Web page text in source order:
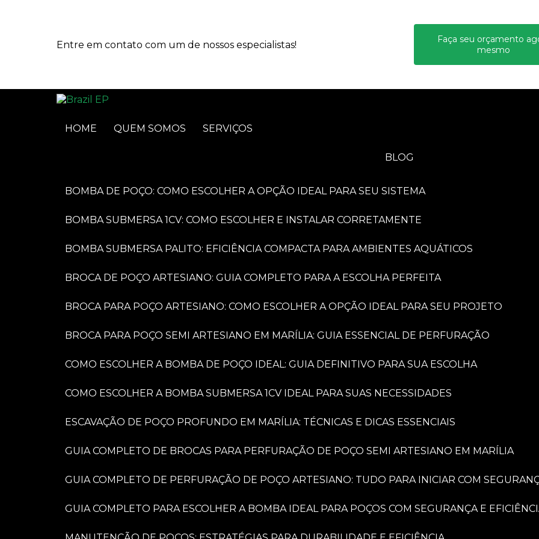
Entre em contato com um de nossos especialistas!
Faça seu orçamento
mesmo
HOME QUEM SOMOS SERVIÇOS
BLOG
BOMBA DE POÇO: COMO ESCOLHER A OPÇÃO IDEAL PARA SEU SISTEMA
BOMBA SUBMERSA 1CV: COMO ESCOLHER E INSTALAR CORRETAMENTE
BOMBA SUBMERSA PALITO: EFICIÊNCIA COMPACTA PARA AMBIENTES AQUÁTICOS
BROCA DE POÇO ARTESIANO: GUIA COMPLETO PARA A ESCOLHA PERFEITA
BROCA PARA POÇO ARTESIANO: COMO ESCOLHER A OPÇÃO IDEAL PARA SEU PROJETO
BROCA PARA POÇO SEMI ARTESIANO EM MARÍLIA: GUIA ESSENCIAL DE PERFURAÇÃO
COMO ESCOLHER A BOMBA DE POÇO IDEAL: GUIA DEFINITIVO PARA SUA ESCOLHA
COMO ESCOLHER A BOMBA SUBMERSA 1CV IDEAL PARA SUAS NECESSIDADES
ESCAVAÇÃO DE POÇO PROFUNDO EM MARÍLIA: TÉCNICAS E DICAS ESSENCIAIS
GUIA COMPLETO DE BROCAS PARA PERFURAÇÃO DE POÇO SEMI ARTESIANO EM MARÍLIA
GUIA COMPLETO DE PERFURAÇÃO DE POÇO ARTESIANO: TUDO PARA INICIAR COM
GUIA COMPLETO PARA ESCOLHER A BOMBA IDEAL PARA POÇOS COM SEGURANÇA E